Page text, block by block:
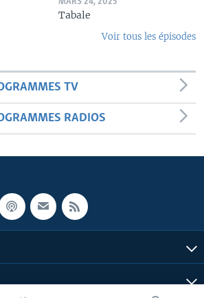
MARS 24, 2025
Tabale
Voir tous les épisodes
TV
RADIOS